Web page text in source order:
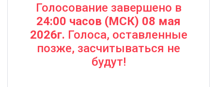
Голосование завершено в
24:00 часов (МСК) 08 мая
2026г. Голоса, оставленные
позже, засчитываться не
будут!